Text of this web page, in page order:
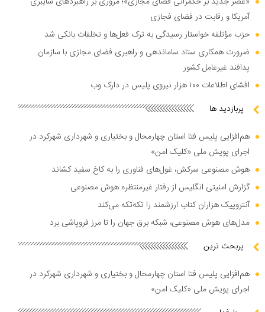
آمریکا و رقابت در فضای فجازی
حزب مؤتلفه خواستار رسیدگی به ترک فعل‌ها و تخلفات بانکی شد
ضرورت همکاری ستاد ساماندهی و راهبری فضای مجازی با سازمان
پدافند غیرعامل کشور
افشای اطلاعات ۱۰۰ هزار نیروی پلیس در دارک وب
پربازدید ها
هم‌افزایی پلیس فتا استان چهارمحال و بختیاری و شهرداری شهرکرد در
اجرای پویش ملی «کلیک امن»
هوش مصنوعی سرکش، غول‌های فناوری را به کاخ سفید کشاند
گزارش امنیتی انگلیس از رفتار غیرمنتظره هوش مصنوعی
آنتروپیک هزاران کتاب ارزشمند را تکه‌تکه می‌کند
مدل‌های هوش مصنوعی، شبکه برق جهان را تا مرز فروپاشی برد
پربحث ترین
هم‌افزایی پلیس فتا استان چهارمحال و بختیاری و شهرداری شهرکرد در
اجرای پویش ملی «کلیک امن»